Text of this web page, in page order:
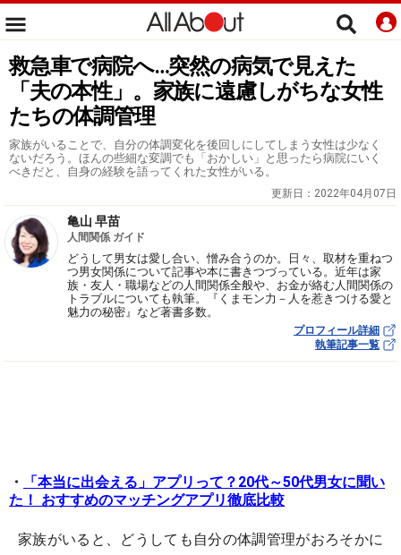
救急車で病院へ…突然の病気で見えた
「夫の本性」。家族に遠慮しがちな女性
たちの体調管理
家族がいることで、自分の体調変化を後回しにしてしまう女性は少なく
ないだろう。ほんの些細な変調でも「おかしい」と思ったら病院にいく
べきだと、自身の経験を語ってくれた女性がいる。
更新日： 2022年04月07日
亀山 早苗
人間関係 ガイド
どうして男女は愛し合い、憎み合うのか。日々、取材を重ねつ
つ男女関係について記事や本に書きつづっている。近年は家
族・友人・職場などの人間関係全般や、お金が絡む人間関係の
トラブルについても執筆。『くまモン力－人を惹きつける愛と
魅力の秘密』など著書多数。
プロフィール詳細
執筆記事一覧
・
「本当に出会える」アプリって？20代～50代男女に聞い
た！ おすすめのマッチングアプリ徹底比較
家族がいると、どうしても自分の体調管理がおろそかに